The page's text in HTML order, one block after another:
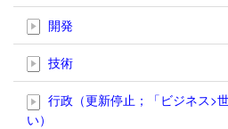
開発
技術
行政（更新停止；「ビジネス>
い）